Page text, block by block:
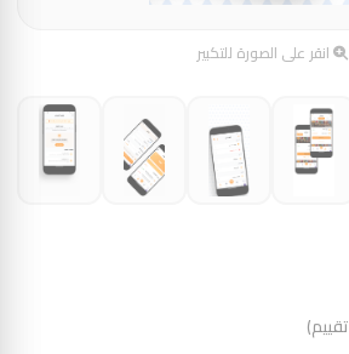
انقر على الصورة للتكبير